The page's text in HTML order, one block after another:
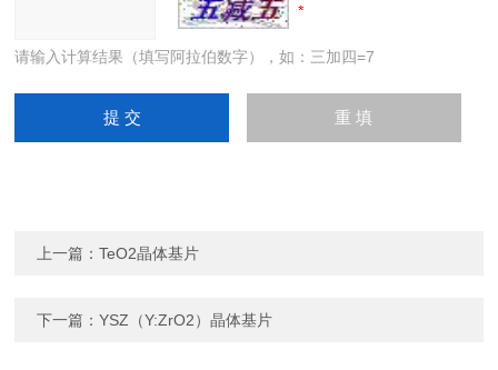
请输入计算结果（填写阿拉伯数字），如：三加四=7
上一篇：TeO2晶体基片
下一篇：YSZ（Y:ZrO2）晶体基片